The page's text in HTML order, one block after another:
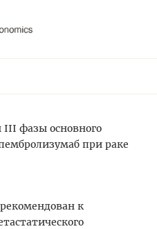
III фазы основного
при раке
к